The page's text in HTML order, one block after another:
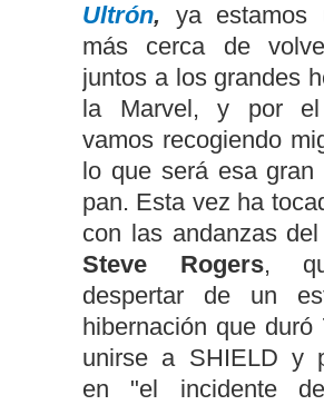
Ultrón, ya estamos
más cerca de
juntos a los grandes
la Marvel, y por el
vamos recogiendo
lo que será esa gran
pan. Esta vez ha
con las andanzas del
Steve Rogers,
despertar de un
hibernación que duró
unirse a SHIELD y
en "el incidente